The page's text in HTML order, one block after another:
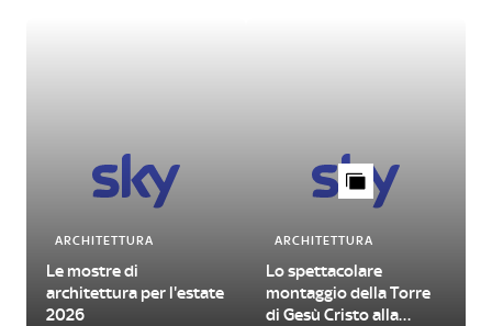
ARCHITETTURA
Le mostre di
architettura per l'estate
2026
ARCHITETTURA
Lo spettacolare
montaggio della Torre
di Gesù Cristo alla